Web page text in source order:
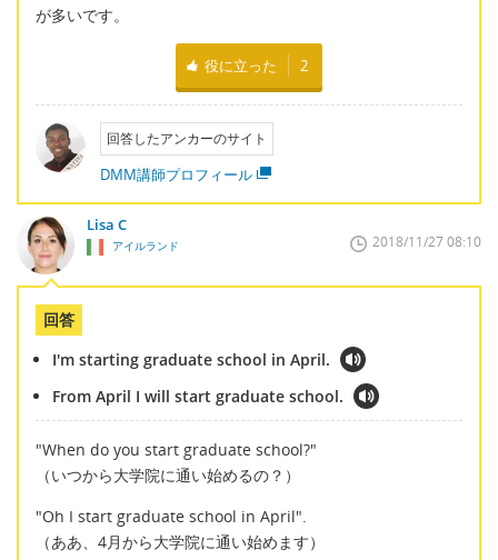
が多いです。
役に立った 2
回答したアンカーのサイト
DMM講師プロフィール
Lisa C
アイルランド 2018/11/27 08:10
回答
I'm starting graduate school in April.
From April I will start graduate school.
"When do you start graduate school?"
（いつから大学院に通い始めるの？）
"Oh I start graduate school in April".
（ああ、4月から大学院に通い始めます）